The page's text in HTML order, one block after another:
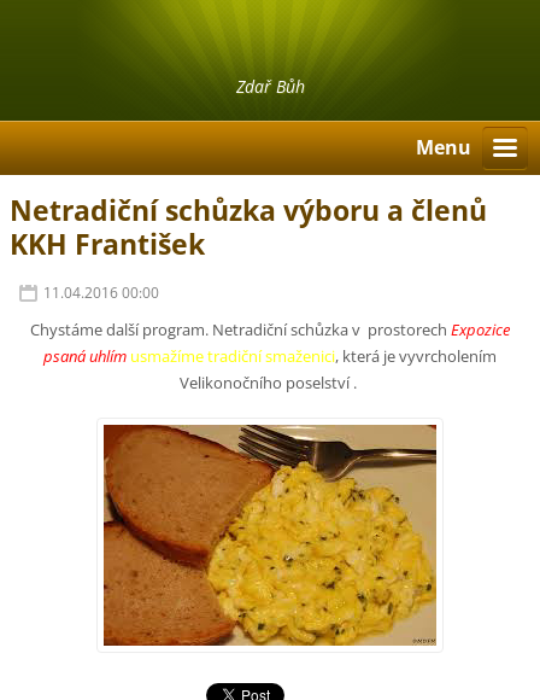
Zdař Bůh
Menu
Netradiční schůzka výboru a členů
KKH František
11.04.2016 00:00
Chystáme další program. Netradiční schůzka v prostorech Expozice
psaná uhlím usmažíme tradiční smaženici, která je vyvrcholením
Velikonočního poselství .